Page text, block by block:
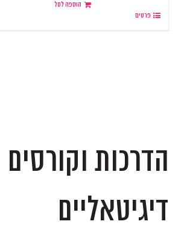
הוספה לסל
פרטים
הדרכות וקורסים
דיגיטאליים